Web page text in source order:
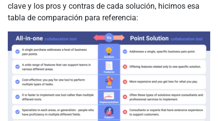
clave y los pros y contras de cada solución, hicimos esa
tabla de comparación para referencia: